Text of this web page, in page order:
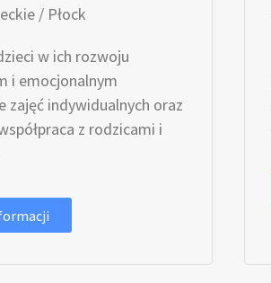
/ Płock
w ich rozwoju
i emocjonalnym
zajęć indywidualnych oraz
z rodzicami i